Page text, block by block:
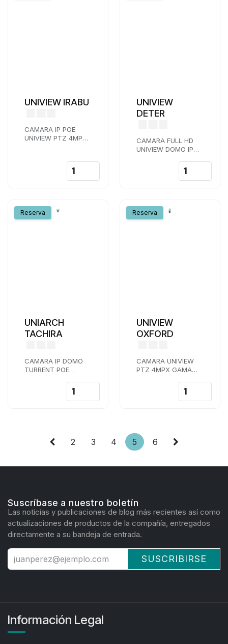
UNIVIEW IRABU
CAMARA IP POE
UNIVIEW PTZ 4MPX
X 40 LASER IR 650 M
UNIVIEW
DETER
CAMARA FULL HD
UNIVIEW DOMO IP
IR 30 M MICROSD
Reserva
UNIARCH
TACHIRA
CAMARA IP DOMO
TURRENT POE
LENTE 2,8 MM IR 30
Reserva
UNIVIEW
OXFORD
CAMARA UNIVIEW
PTZ 4MPX GAMA
148,5 MM ZOMM X
33 LASER IR 150 M
2 3 4 5 6
Suscríbase a nuestro boletín
Las noticias y publicaciones de blog más recientes así como
actualizaciones de productos de la compañía, entregados
directamente a su bandeja de entrada.
SUSCRIBIRSE
Información Legal